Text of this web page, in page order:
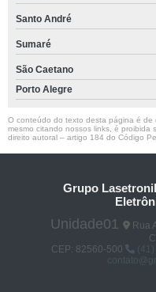
Santo André
Sumaré
São Caetano
Porto Alegre
O conteúdo do texto desta página é de
mesmo citando nossos links, é proibida
direito autoral – artigo 184 do Código
Grupo
Unidade01
Rua
CEP: 82560-500